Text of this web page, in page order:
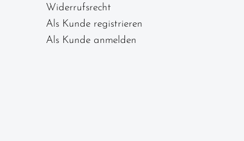
Widerrufsrecht
Als Kunde registrieren
Als Kunde anmelden